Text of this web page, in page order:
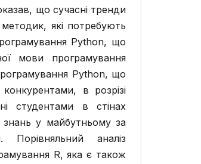
що сучасні тренди
методик, які потребують
Python, що
мови програмування
Python, що
в розрізі
студентами в стінах
знань у майбутньому за
аналіз
R, яка є також